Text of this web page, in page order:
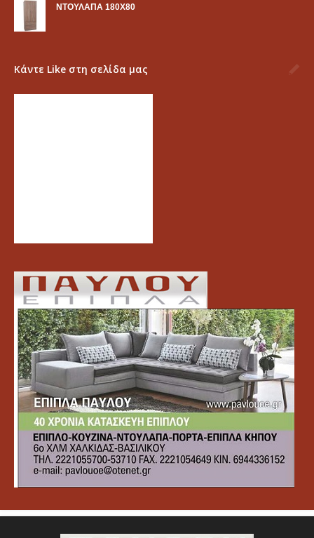
ΝΤΟΥΛΑΠΑ 180Χ80
Κάντε Like στη σελίδα μας